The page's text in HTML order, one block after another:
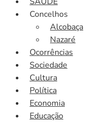
Concelhos
Alcobaça
Nazaré
Ocorrências
Sociedade
Cultura
Política
Economia
Educação